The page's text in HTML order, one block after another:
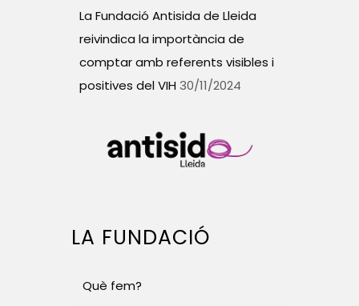
La Fundació Antisida de Lleida
reivindica la importància de
comptar amb referents visibles i
positives del VIH 30/11/2024
LA FUNDACIÓ
Què fem?